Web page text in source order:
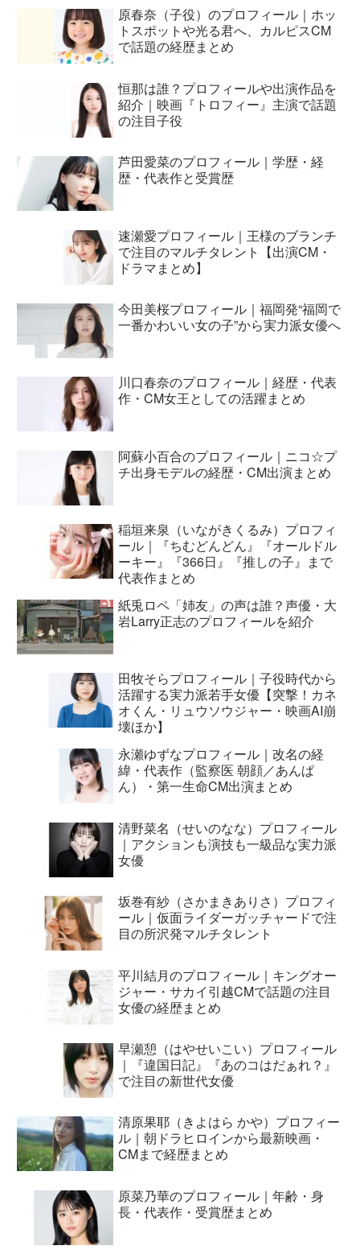
原春奈（子役）のプロフィール｜ホッ
トスポットや光る君へ、カルピスCM
で話題の経歴まとめ
恒那は誰？プロフィールや出演作品を
紹介｜映画『トロフィー』主演で話題
の注目子役
芦田愛菜のプロフィール｜学歴・経
歴・代表作と受賞歴
速瀬愛プロフィール｜王様のブランチ
で注目のマルチタレント【出演CM・
ドラマまとめ】
今田美桜プロフィール｜福岡発“福岡で
一番かわいい女の子”から実力派女優へ
川口春奈のプロフィール｜経歴・代表
作・CM女王としての活躍まとめ
阿蘇小百合のプロフィール｜ニコ☆プ
チ出身モデルの経歴・CM出演まとめ
稲垣来泉（いながきくるみ）プロフィ
ール｜『ちむどんどん』『オールドル
ーキー』『366日』『推しの子』まで
代表作まとめ
紙兎ロペ「姉友」の声は誰？声優・大
岩Larry正志のプロフィールを紹介
田牧そらプロフィール｜子役時代から
活躍する実力派若手女優【突撃！カネ
オくん・リュウソウジャー・映画AI崩
壊ほか】
永瀬ゆずなプロフィール｜改名の経
緯・代表作（監察医 朝顔／あんぱ
ん）・第一生命CM出演まとめ
清野菜名（せいのなな）プロフィール
｜アクションも演技も一級品な実力派
女優
坂巻有紗（さかまきありさ）プロフィ
ール｜仮面ライダーガッチャードで注
目の所沢発マルチタレント
平川結月のプロフィール｜キングオー
ジャー・サカイ引越CMで話題の注目
女優の経歴まとめ
早瀬憩（はやせいこい）プロフィール
｜『違国日記』『あのコはだぁれ？』
で注目の新世代女優
清原果耶（きよはら かや）プロフィー
ル｜朝ドラヒロインから最新映画・
CMまで経歴まとめ
原菜乃華のプロフィール｜年齢・身
長・代表作・受賞歴まとめ